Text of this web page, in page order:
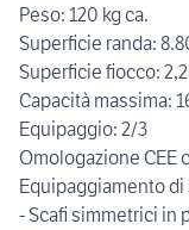
Peso: 120 kg ca.
Superficie randa:
Superficie fiocco:
Capacità massima:
Equipaggio: 2/3
Omologazione CEE
Equipaggiamento di
- Scafi simmetrici in